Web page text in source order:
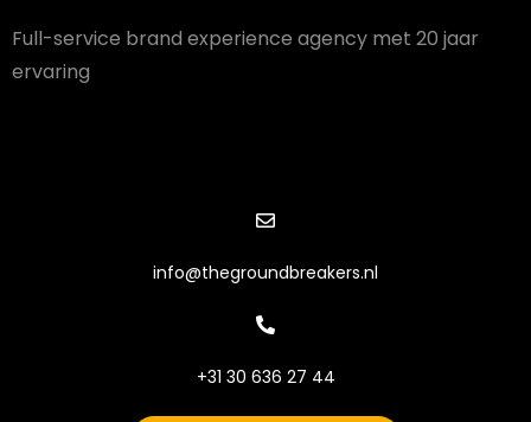
Full-service brand experience agency met 20 jaar
ervaring
info@thegroundbreakers.nl
+31 30 636 27 44